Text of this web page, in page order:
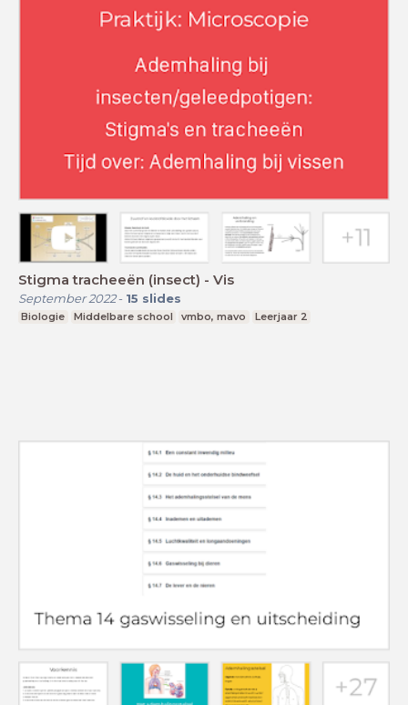
Stigma tracheeën (insect) - Vis
September 2022- 15 slides
Biologie Middelbare school vmbo, mavo Leerjaar 2